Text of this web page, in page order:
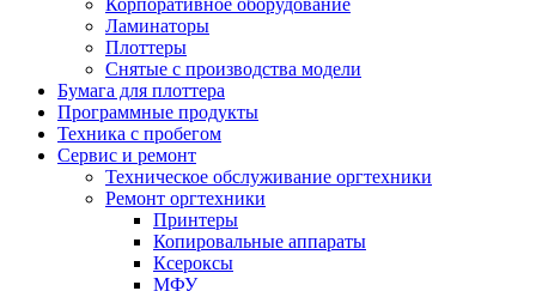
Корпоративное оборудование
Ламинаторы
Плоттеры
Снятые с производства модели
Бумага для плоттера
Программные продукты
Техника с пробегом
Сервис и ремонт
Техническое обслуживание оргтехники
Ремонт оргтехники
Принтеры
Копировальные аппараты
Ксероксы
МФУ